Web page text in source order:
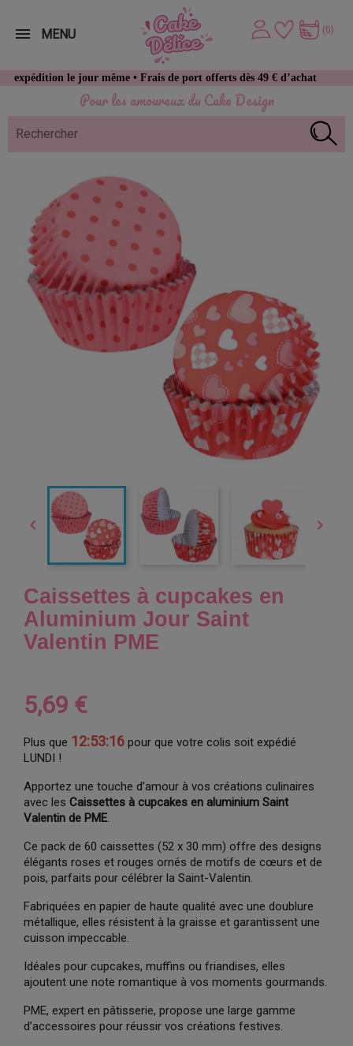
Pour les amoureux du Cake Design
le jour même • Frais de port offerts dès 49 € d’achat
(0)
MENU
 
Caissettes à cupcakes en
Aluminium Jour Saint
Valentin PME
5,69 €
Plus que 12:53:15 pour que votre colis soit expédié
LUNDI !
Apportez une touche d’amour à vos créations culinaires
avec les Caissettes à cupcakes en aluminium Saint
Valentin de PME.
Ce pack de 60 caissettes (52 x 30 mm) offre des designs
élégants roses et rouges ornés de motifs de cœurs et de
pois, parfaits pour célébrer la Saint-Valentin.
Fabriquées en papier de haute qualité avec une doublure
métallique, elles résistent à la graisse et garantissent une
cuisson impeccable.
Idéales pour cupcakes, muffins ou friandises, elles
ajoutent une note romantique à vos moments gourmands.
PME, expert en pâtisserie, propose une large gamme
d’accessoires pour réussir vos créations festives.